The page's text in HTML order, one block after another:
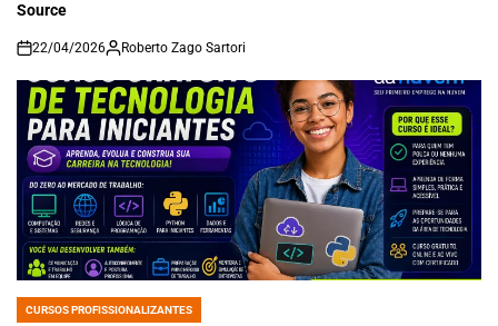
Source
on
22/04/2026 Roberto Zago Sartori
POSTED
CURSOS PROFISSIONALIZANTES